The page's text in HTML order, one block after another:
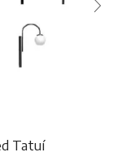
Tatuí